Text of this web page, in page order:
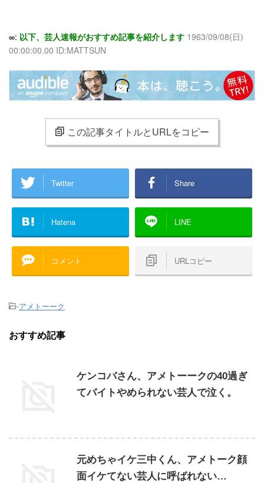
∞: 以下、芸人速報がおすすめ記事を紹介します 1963/09/08(日)
00:00:00.00 ID:MATTSUN
この記事タイトルとURLをコピー
Twitter Share
Hatena LINE
コメント URLコピー
-アメトーーク
おすすめ記事
ケンコバさん、アメトーークの40過ぎ
てバイトやめられない芸人で泣く。
元めちゃイケ三中くん、アメトーク顔
面イケてない芸人に呼ばれない…